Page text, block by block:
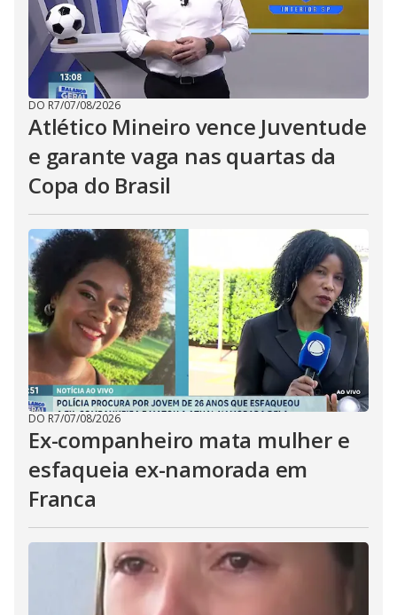
DO R7/07/08/2026
Atlético Mineiro vence Juventude
e garante vaga nas quartas da
Copa do Brasil
DO R7/07/08/2026
Ex-companheiro mata mulher e
esfaqueia ex-namorada em
Franca